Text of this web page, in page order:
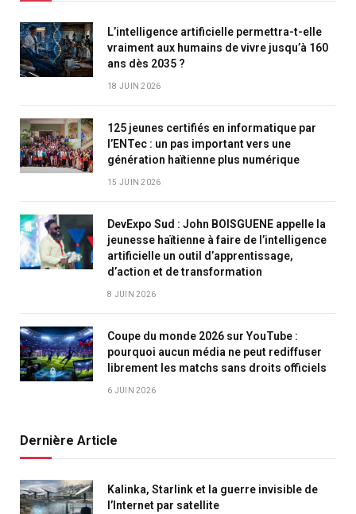
L’intelligence artificielle permettra-t-elle
vraiment aux humains de vivre jusqu’à 160
ans dès 2035 ?
18 JUIN 2026
125 jeunes certifiés en informatique par
l’ENTec : un pas important vers une
génération haïtienne plus numérique
15 JUIN 2026
DevExpo Sud : John BOISGUENE appelle la
jeunesse haïtienne à faire de l’intelligence
artificielle un outil d’apprentissage,
d’action et de transformation
8 JUIN 2026
Coupe du monde 2026 sur YouTube :
pourquoi aucun média ne peut rediffuser
librement les matchs sans droits officiels
6 JUIN 2026
Dernière Article
Kalinka, Starlink et la guerre invisible de
l’Internet par satellite